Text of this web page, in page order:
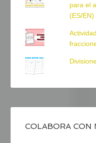
para el
(ES/EN)
COLABORA CON